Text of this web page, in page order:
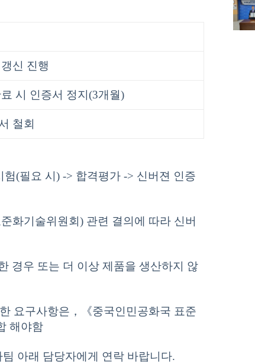
신 진행
시 인증서 정지(3개월)
철회
(필요 시) -> 합격평가 -> 신버젼 인증
화기술위원회) 관련 결의에 따라 신버
경우 또는 더 이상 제품을 생산하지 않
요구사항은，《중국인민공화국 표준
해야함
아래 담당자에게 연락 바랍니다.